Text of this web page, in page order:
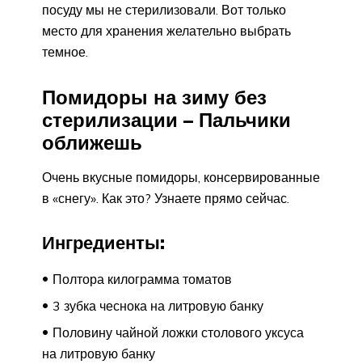
посуду мы не стерилизовали. Вот только
место для хранения желательно выбрать
темное.
Помидоры на зиму без
стерилизации – Пальчики
оближешь
Очень вкусные помидоры, консервированные
в «снегу». Как это? Узнаете прямо сейчас.
Ингредиенты:
Полтора килограмма томатов
3 зубка чеснока на литровую банку
Половину чайной ложки столового уксуса
на литровую банку